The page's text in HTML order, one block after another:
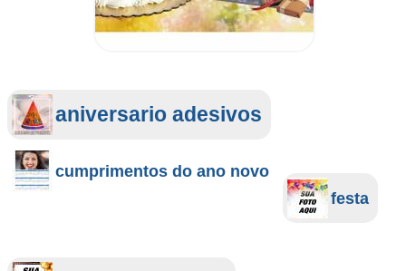
aniversario adesivos
cumprimentos do ano novo
festa